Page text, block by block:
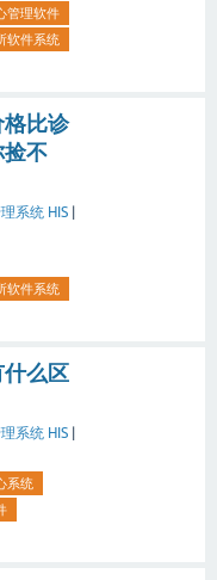
管理软件
软件系统
比诊
捡不
系统 HIS
软件系统
么区
系统 HIS
系统